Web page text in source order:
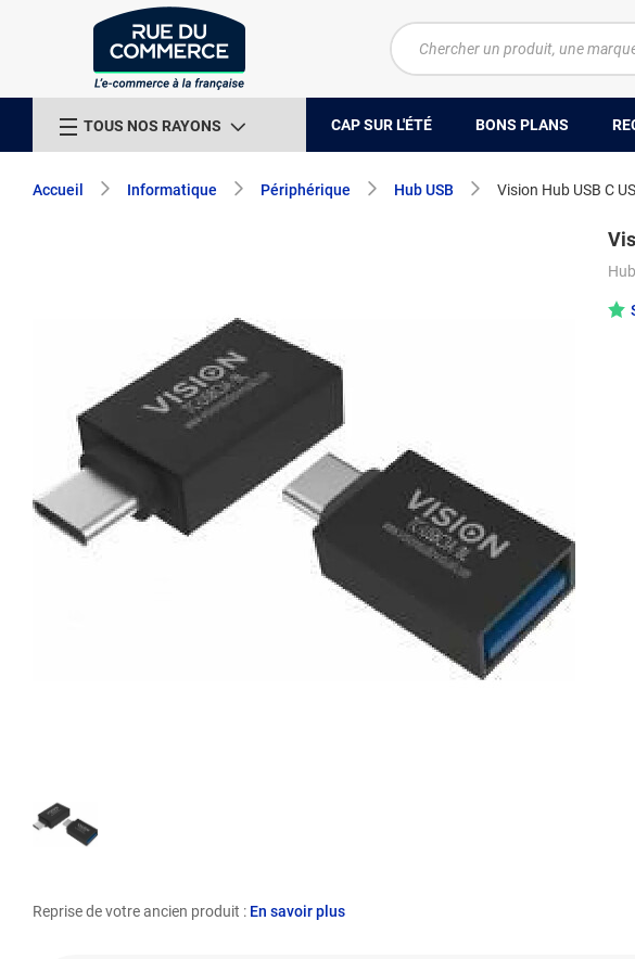
TOUS NOS RAYONS CAP SUR L'ÉTÉ BONS PLANS
Accueil Informatique Périphérique Hub USB Vision Hub USB C
Reprise de votre ancien produit : En savoir plus